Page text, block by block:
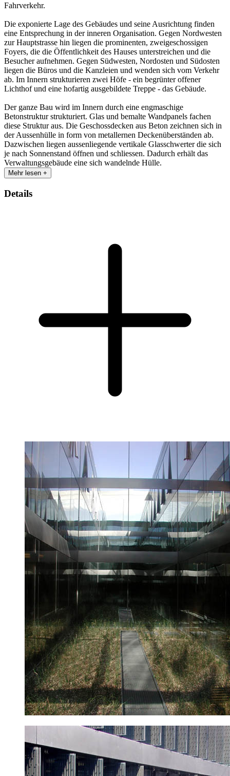
Fahrverkehr.
Die exponierte Lage des Gebäudes und seine Ausrichtung finden
eine Entsprechung in der inneren Organisation. Gegen Nordwesten
zur Hauptstrasse hin liegen die prominenten, zweigeschossigen
Foyers, die die Öffentlichkeit des Hauses unterstreichen und die
Besucher aufnehmen. Gegen Südwesten, Nordosten und Südosten
liegen die Büros und die Kanzleien und wenden sich vom Verkehr
ab. Im Innern strukturieren zwei Höfe - ein begrünter offener
Lichthof und eine hofartig ausgebildete Treppe - das Gebäude.
Der ganze Bau wird im Innern durch eine engmaschige
Betonstruktur strukturiert. Glas und bemalte Wandpanels fachen
diese Struktur aus. Die Geschossdecken aus Beton zeichnen sich in
der Aussenhülle in form von metallernen Deckenüberständen ab.
Dazwischen liegen aussenliegende vertikale Glasschwerter die sich
je nach Sonnenstand öffnen und schliessen. Dadurch erhält das
Verwaltungsgebäude eine sich wandelnde Hülle.
Mehr lesen +
Details